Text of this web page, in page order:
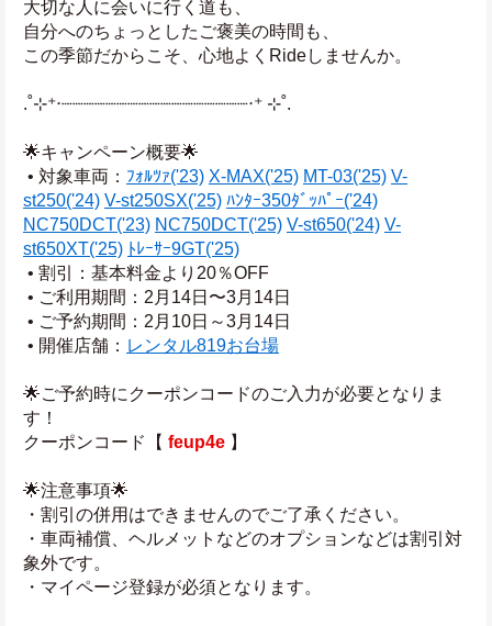
大切な人に会いに行く道も、
自分へのちょっとしたご褒美の時間も、
この季節だからこそ、心地よくRideしませんか。
.˚⊹⁺‧┈┈┈┈┈┈┈┈┈┈┈┈┈┈┈┈┈‧⁺ ⊹˚.
🌟キャンペーン概要🌟
• 対象車両： ﾌｫﾙﾂｧ('23) X-MAX('25) MT-03('25) V-
st250('24) V-st250SX('25) ﾊﾝﾀｰ350ﾀﾞｯﾊﾟｰ('24)
NC750DCT('23) NC750DCT('25) V-st650('24) V-
st650XT('25) ﾄﾚｰｻｰ9GT('25)
• 割引：基本料金より20％OFF
• ご利用期間：2月14日〜3月14日
• ご予約期間：2月10日～3月14日
• 開催店舗： レンタル819お台場
🌟ご予約時にクーポンコードのご入力が必要となりま
す！
クーポンコード【 feup4e 】
🌟注意事項🌟
・割引の併用はできませんのでご了承ください。
・車両補償、ヘルメットなどのオプションなどは割引対
象外です。
・マイページ登録が必須となります。